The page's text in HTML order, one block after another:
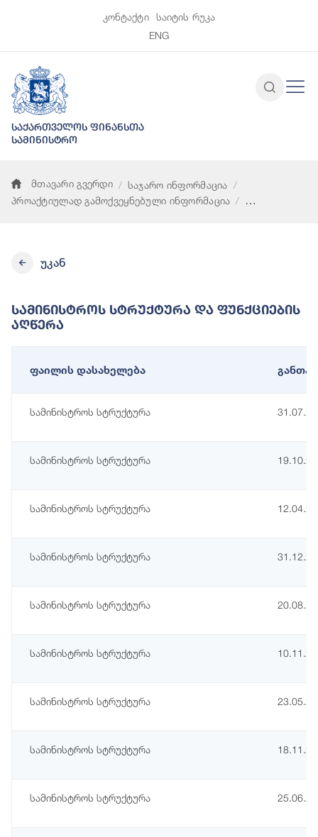
კონტაქტი
საიტის რუკა
ENG
საქართველოს ფინანსთა
სამინისტრო
მთავარი გვერდი
საჯარო ინფორმაცია
პროაქტიულად გამოქვეყნებული ინფორმაცია
უკან
Სამინისტროს Სტრუქტურა Და Ფუნქციების
Აღწერა
ფაილის დასახელება
სამინისტროს სტრუქტურა
სამინისტროს სტრუქტურა
სამინისტროს სტრუქტურა
სამინისტროს სტრუქტურა
სამინისტროს სტრუქტურა
სამინისტროს სტრუქტურა
სამინისტროს სტრუქტურა
სამინისტროს სტრუქტურა
სამინისტროს სტრუქტურა